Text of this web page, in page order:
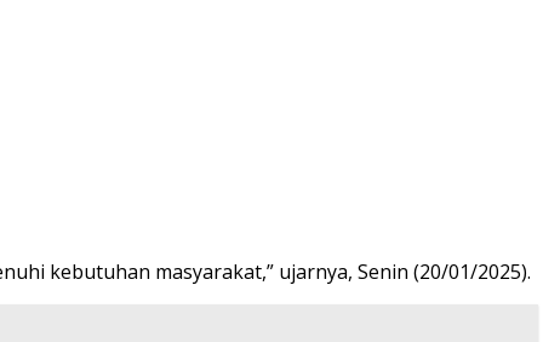
kebutuhan masyarakat,” ujarnya, Senin (20/01/2025).